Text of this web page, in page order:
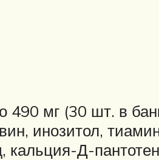
мг (30 шт. в
инозитол,
кальция-Д-